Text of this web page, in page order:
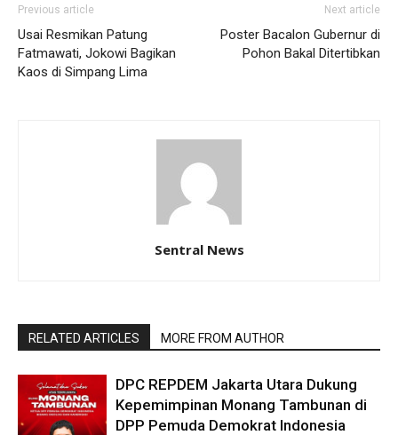
Previous article
Usai Resmikan Patung
Fatmawati, Jokowi Bagikan
Kaos di Simpang Lima
Next article
Poster Bacalon Gubernur di
Pohon Bakal Ditertibkan
Sentral News
RELATED ARTICLES MORE FROM AUTHOR
DPC REPDEM Jakarta Utara Dukung
Kepemimpinan Monang Tambunan di
DPP Pemuda Demokrat Indonesia